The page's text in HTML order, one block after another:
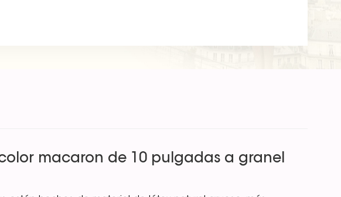
macaron de 10 pulgadas a granel